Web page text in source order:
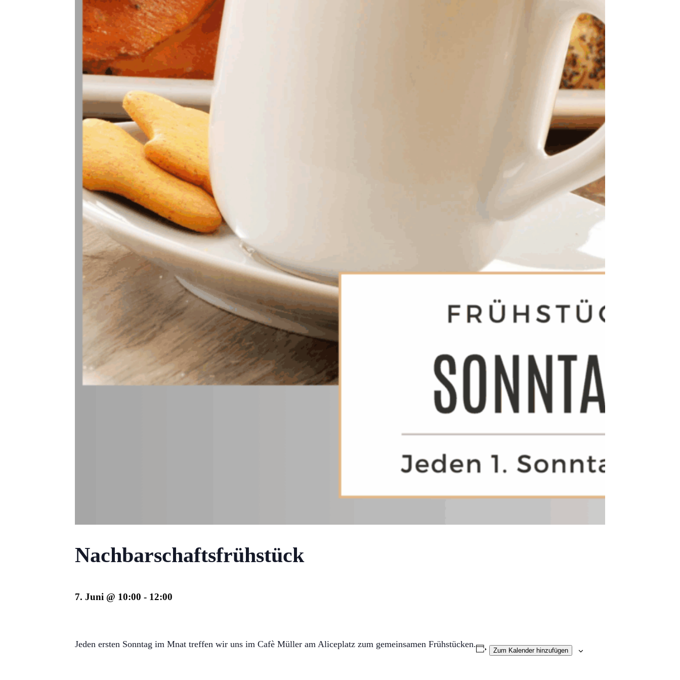
Nachbarschaftsfrühstück
7. Juni @ 10:00 - 12:00
Jeden ersten Sonntag im Mnat treffen wir uns im Cafè Müller am Aliceplatz zum gemeinsamen Frühstücken.
Zum Kalender hinzufügen